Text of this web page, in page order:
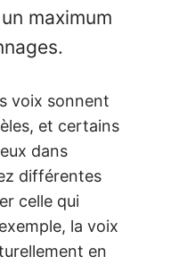
maximum
voix sonnent
et certains
dans
différentes
celle qui
la voix
en